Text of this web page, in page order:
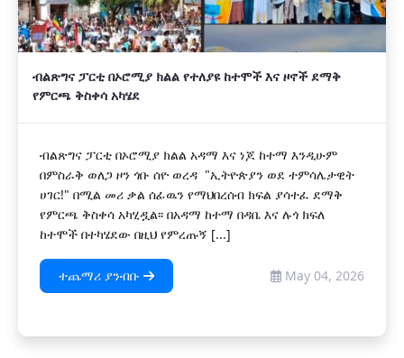
ብልጽግና ፓርቲ በኦሮሚያ ክልል የተለያዩ ከተሞች እና ዞኖች ደማቅ
የምርጫ ቅስቀሳ አካሄደ
ብልጽግና ፓርቲ በኦሮሚያ ክልል አዳማ እና ነጆ ከተማ እንዲሁም
በምስራቅ ወለጋ ዞን ጎቡ ሰዮ ወረዳ "ኢትዮጵያን ወደ ተምሳሌታዊት
ሀገር!" በሚል መሪ ቃል ሰፊዉን የማህበረሰብ ክፍል ያሳተፈ ደማቅ
የምርጫ ቅስቀሳ አካሂዷል፡፡ በአዳማ ከተማ በዳቤ እና ሉጎ ክፍለ
ከተሞች በተካሄደው በዚህ የምረጡኝ [...]
ተጨማሪ ያንብቡ May 04, 2026